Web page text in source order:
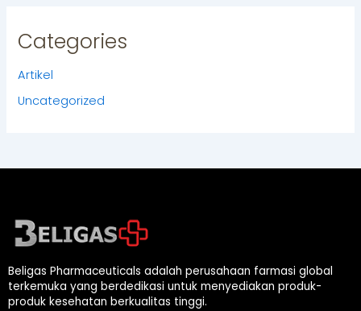
Categories
Artikel
Uncategorized
Beligas Pharmaceuticals adalah perusahaan farmasi global
terkemuka yang berdedikasi untuk menyediakan produk-
produk kesehatan berkualitas tinggi.